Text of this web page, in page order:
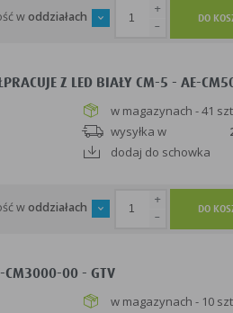
woddziałach
-
+
DO
Z LED BIAŁY CM-5 - AE-
w magazynach - 41
wysyłka w
dodaj do schowka
woddziałach
-
+
DO
CM3000-00 - GTV
w magazynach - 10